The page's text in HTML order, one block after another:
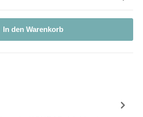
In den Warenkorb